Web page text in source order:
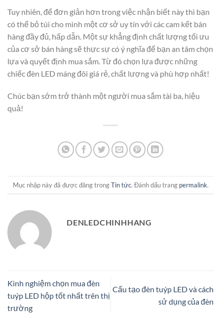
Tuy nhiên, để đơn giản hơn trong việc nhận biết này thì bạn
có thể bỏ túi cho mình một cơ sở uy tín với các cam kết bán
hàng đầy đủ, hấp dẫn. Một sự khẳng định chất lượng tối ưu
của cơ sở bán hàng sẽ thực sự có ý nghĩa để bạn an tâm chọn
lựa và quyết định mua sắm. Từ đó chọn lựa được những
chiếc đèn LED máng đôi giá rẻ, chất lượng và phù hợp nhất!
Chúc bạn sớm trở thành một người mua sắm tài ba, hiệu
quả!
Mục nhập này đã được đăng trongTin tức. Đánh dấu trang permalink.
DENLEDCHINHHANG
Kinh nghiệm chọn mua đèn
tuýp LED hộp tốt nhất trên thị
trường
Cấu tạo đèn tuýp LED và cách
sử dụng của đèn